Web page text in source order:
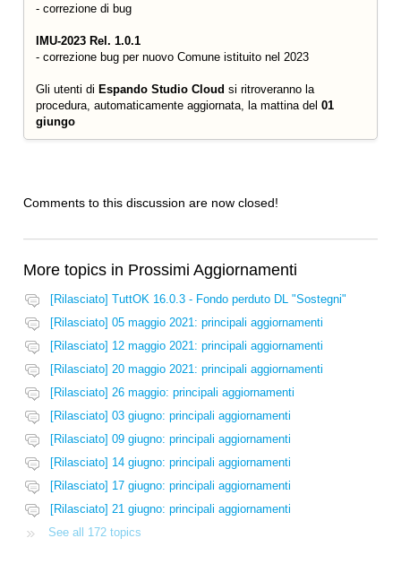
- correzione di bug
MU-2023 Rel. 1.0.1
- correzione bug per nuovo Comune istituito nel 2023
Gli utenti di Espando Studio Cloud si ritroveranno la
procedura, automaticamente aggiornata, la mattina del 01
giungo
Comments to this discussion are now closed!
More topics in Prossimi Aggiornamenti
[Rilasciato] TuttOK 16.0.3 - Fondo perduto DL "Sostegni"
[Rilasciato] 05 maggio 2021: principali aggiornamenti
[Rilasciato] 12 maggio 2021: principali aggiornamenti
[Rilasciato] 20 maggio 2021: principali aggiornamenti
[Rilasciato] 26 maggio: principali aggiornamenti
[Rilasciato] 03 giugno: principali aggiornamenti
[Rilasciato] 09 giugno: principali aggiornamenti
[Rilasciato] 14 giugno: principali aggiornamenti
[Rilasciato] 17 giugno: principali aggiornamenti
[Rilasciato] 21 giugno: principali aggiornamenti
See all 172 topics